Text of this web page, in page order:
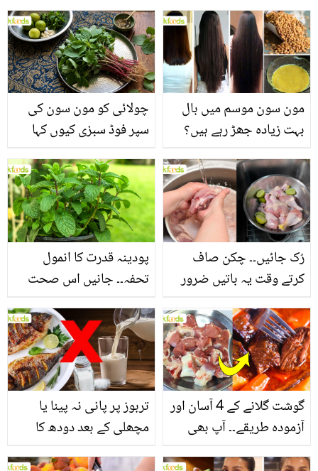
چولائی کو مون سون کی
سپر فوڈ سبزی کیوں کہا
منرلز اور اینٹی آکسیڈنٹس
سے بھرپور اس سبزی کے
فائدے
مون سون موسم میں بال
بہت زیادہ جھڑ رہے ہیں؟
بنانے کے چند قدرتی طریقے
پودینہ قدرت کا انمول
تحفہ۔۔ جانیں اس صحت
انگیز طبی فوائد
رُک جائیں۔۔ چکن صاف
کرتے وقت یہ باتیں ضرور
تربوز پر پانی نہ پینا یا
مچھلی کے بعد دودھ کا
گوشت گلانے کے 4 آسان اور
آزمودہ طریقے۔۔ آپ بھی